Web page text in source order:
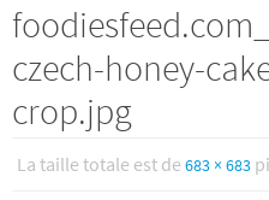
czech-honey-
crop.jpg
La taille totale est de 683 × 683